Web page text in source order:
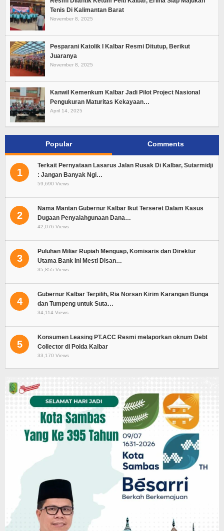
Tenis Di Kalimantan Barat
November 8, 2025
Pesparani Katolik I Kalbar Resmi Ditutup, Berikut
Juaranya
November 8, 2025
Kanwil Kemenkum Kalbar Jadi Pilot Project Nasional
Pengukuran Maturitas Kekayaan…
April 14, 2025
Popular Comments
1
Terkait Pernyataan Lasarus Jalan Rusak Di Kalbar, Sutarmidji
: Jangan Banyak Ngi…
59,690 Views
2
Nama Mantan Gubernur Kalbar Ikut Terseret Dalam Kasus
Dugaan Penyalahgunaan Dana…
42,076 Views
3
Puluhan Miliar Rupiah Menguap, Komisaris dan Direktur
Utama Bank Ini Mesti Disan…
35,855 Views
4
Gubernur Kalbar Terpilih, Ria Norsan Kirim Karangan Bunga
dan Tumpeng untuk Suta…
34,114 Views
5
Konsumen Leasing PT.ACC Resmi melaporkan oknum Debt
Collector di Polda Kalbar
33,170 Views